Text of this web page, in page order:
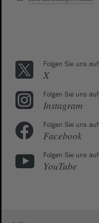
Folgen Sie uns auf
X
Folgen Sie uns auf
Instagram
Folgen Sie uns auf
Facebook
Folgen Sie uns auf
YouTube